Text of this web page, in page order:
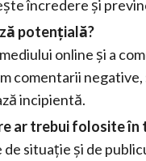
încredere și
potențială?
online și a
comentarii
incipientă.
ar trebui folosite în
situație și de